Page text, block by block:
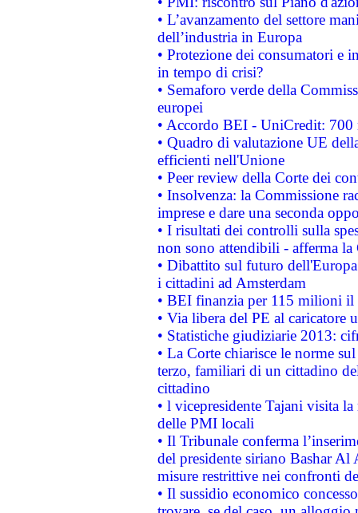
• L’avanzamento del settore
dell’industria in Europa
• Protezione dei consumatori e
in tempo di crisi?
• Semaforo verde della
europei
• Accordo BEI - UniCredit:
• Quadro di valutazione UE
efficienti nell'Unione
• Peer review della Corte dei
• Insolvenza: la Commissione
imprese e dare una seconda
• I risultati dei controlli sulla
non sono attendibili - afferma la
• Dibattito sul futuro
i cittadini ad Amsterdam
• BEI finanzia per 115 milioni
• Via libera del PE al caricatore
• Statistiche giudiziarie 2013:
• La Corte chiarisce le norme
terzo, familiari di un cittadino
cittadino
• l vicepresidente Tajani visita
delle PMI locali
• Il Tribunale conferma
del presidente siriano Bashar Al
misure restrittive nei confronti
• Il sussidio economico